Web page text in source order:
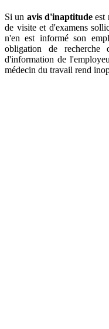
Si un avis d'inaptitudeest
de visite et d'examens
n'en est informé son
obligation de recherche
d'information de
médecin du travail rend